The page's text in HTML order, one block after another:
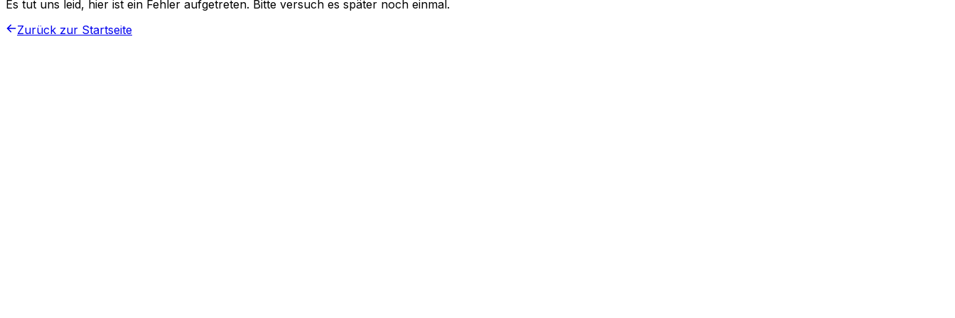
Es tut uns leid, hier ist ein Fehler aufgetreten. Bitte versuch es später noch einmal.
Zurück zur Startseite